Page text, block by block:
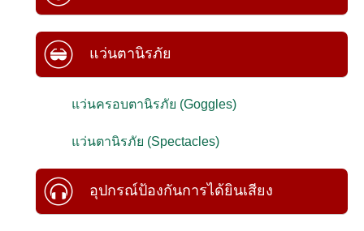
แว่นตานิรภัย
แว่นครอบตานิรภัย (Goggles)
แว่นตานิรภัย (Spectacles)
อุปกรณ์ป้องกันการได้ยินเสียง